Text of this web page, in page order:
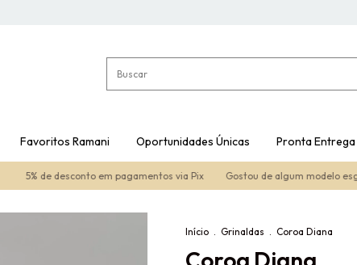
Favoritos Ramani Oportunidades Únicas Pronta Entrega
5% de desconto em pagamentos via Pix Gostou de algum modelo
Início . Grinaldas . Coroa Diana